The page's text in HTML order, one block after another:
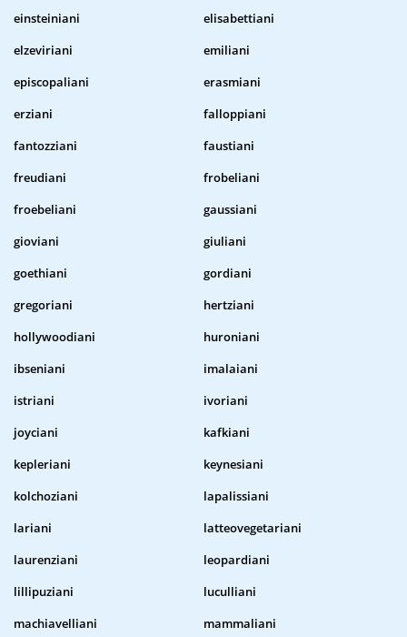
einsteiniani
elisabettiani
elzeviriani
emiliani
episcopaliani
erasmiani
erziani
falloppiani
fantozziani
faustiani
freudiani
frobeliani
froebeliani
gaussiani
gioviani
giuliani
goethiani
gordiani
gregoriani
hertziani
hollywoodiani
huroniani
ibseniani
imalaiani
istriani
ivoriani
joyciani
kafkiani
kepleriani
keynesiani
kolchoziani
lapalissiani
lariani
latteovegetariani
laurenziani
leopardiani
lillipuziani
luculliani
machiavelliani
mammaliani